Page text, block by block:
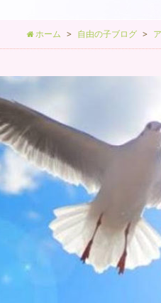
ホーム 自由の子ブログ